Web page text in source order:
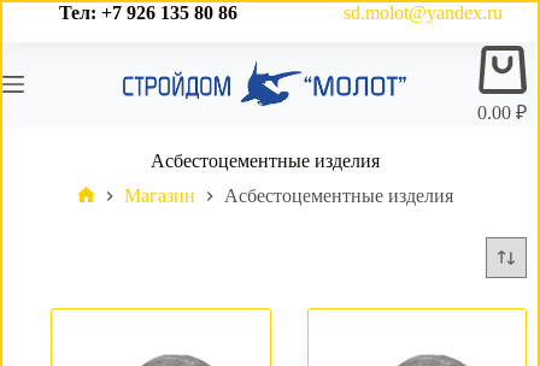
Перейти
Тел: +7 926 135 80 86 sd.molot@yandex.ru
0.00₽
Асбестоцементные изделия
Магазин Асбестоцементные изделия